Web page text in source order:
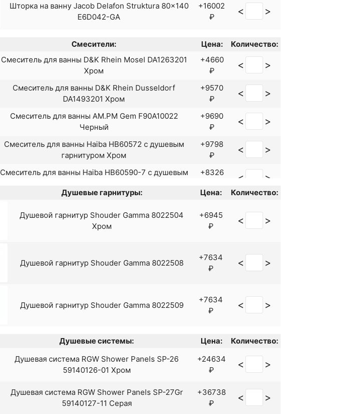
Шторка на ванну Jacob Delafon Struktura 80x140
E6D042-GA
+16002
₽
< >
Смесители: Цена:
Количество:
Смеситель для ванны D&K Rhein Mosel DA1263201
Хром
+4660
₽
< >
Смеситель для ванны D&K Rhein Dusseldorf
DA1493201 Хром
+9570
₽
< >
Смеситель для ванны AM.PM Gem F90A10022
Черный
+9690
₽
< >
Смеситель для ванны Haiba HB60572 с душевым
гарнитуром Хром
+9798
₽
< >
Смеситель для ванны Haiba HB60590-7 с душевым
+8326
< >
₽
+9230
универсальный Хром
+6570
₽
< >
₽
+7180
Смеситель для ванны Rush Haiti HA1935-51
+7470
< >
Смеситель для ванны Rush Nevis NE1735-51Black
+10230
Смеситель для ванны Rush Thira TR3635-44 Хром
+9700
₽
< >
Душевые гарнитуры: Цена: Количество:
Душевой гарнитур Shouder Gamma 8022504
Хром
+6945
₽
< >
Душевой гарнитур Shouder Gamma 8022508
+7634
₽
< >
Душевой гарнитур Shouder Gamma 8022509
+7634
₽
< >
Душевые системы: Цена:
Количество:
Душевая система RGW Shower Panels SP-26
59140126-01 Хром
+24634
₽
< >
Душевая система RGW Shower Panels SP-27Gr
59140127-11 Серая
+36738
₽
< >